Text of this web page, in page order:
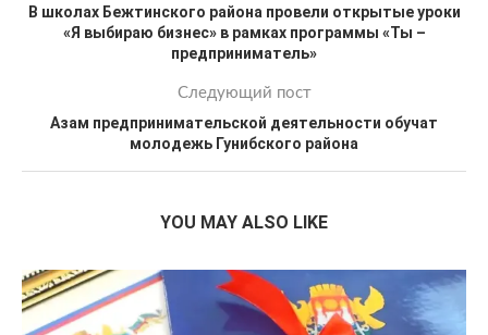
В школах Бежтинского района провели открытые уроки
«Я выбираю бизнес» в рамках программы «Ты –
предприниматель»
Следующий пост
Азам предпринимательской деятельности обучат
молодежь Гунибского района
YOU MAY ALSO LIKE